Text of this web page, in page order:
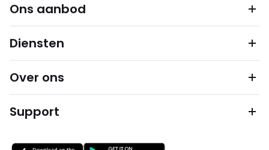
Ons aanbod
Diensten
Over ons
Support